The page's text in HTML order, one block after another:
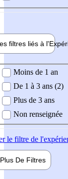
filtres liés à l'
demandée
Moins de 1 an
De 1 à 3 ans (2)
Plus de 3 ans
Non renseignée
le filtre de
Plus De Filtres